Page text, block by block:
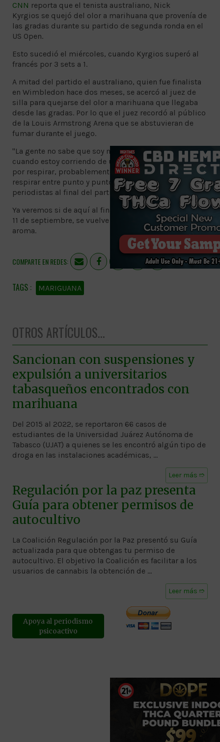
CNN reporta que el tenista australiano, Nick
Kyrgios se quejó del olor a marihuana que provenía de
las gradas durante su partido de segunda ronda en el
US Open.
Esto sucedió el miércoles, cuando Kyrgios superó al
francés por 3 sets a 1.
A mitad del partido el australiano, quien fue finalista
en Wimbledon hace dos meses, se acercó al juez de
silla para quejarse del olor a marihuana que llegaba
desde las gradas. Por lo que el juez recordó al público
de la Louis Armstrong Arena que se abstuvieran de
fumar durante el juego.
"La gente no sabe que soy muy asmático, así que
cuando estoy corriendo de un lado a otro y luchando
por respirar, probablemente no es algo que quiera
respirar entre punto y punto", dijo Kyrgios a los
periodistas al final del partido.
Ya veremos si de aquí al final del abierto, el domingo
11 de septiembre, se vuelve a presentar el exquisito
aroma.
COMPARTE EN REDES:
MARIGUANA
OTROS ARTÍCULOS...
Sancionan con suspensiones y
expulsión a universitarios
tabasqueños encontrados con
marihuana
Del 2015 al 2022, se reportaron 66 casos de
estudiantes de la Universidad Juárez Autónoma de
Tabasco (UJAT) a quienes se les encontró algún tipo de
droga en las instalaciones académicas, …
Leer más ➱
Regulación por la paz presenta
Guía para obtener permisos de
autocultivo
La Coalición Regulación por la Paz presentó su Guía
actualizada para que obtengas tu permiso de
autocultivo. El objetivo la Coalición es facilitar a los
usuarios de cannabis la obtención de …
Leer más ➱
Apoya al periodismo
psicoactivo